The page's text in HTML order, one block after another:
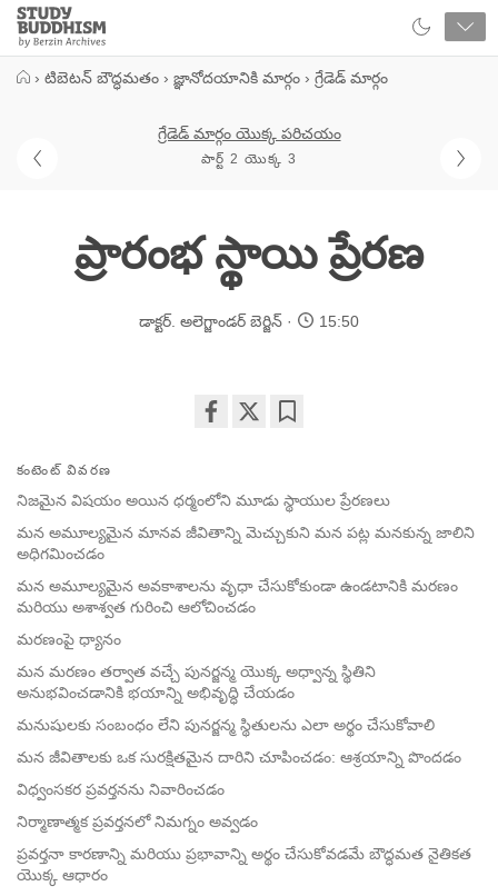
Close
Study
Buddhism
› టిబెటన్ బౌద్ధమతం › జ్ఞానోదయానికి మార్గం › గ్రేడెడ్ మార్గం
గ్రేడెడ్ మార్గం యొక్క పరిచయం
పార్ట్ 2 యొక్క 3
ప్రారంభ స్థాయి ప్రేరణ
డాక్టర్. అలెగ్జాండర్ బెర్జిన్ 15:50
facebook
కంటెంట్ వివరణ
నిజమైన విషయం అయిన ధర్మంలోని మూడు స్థాయుల ప్రేరణలు
మన అమూల్యమైన మానవ జీవితాన్ని మెచ్చుకుని మన పట్ల మనకున్న జాలిని
అధిగమించడం
మన అమూల్యమైన అవకాశాలను వృధా చేసుకోకుండా ఉండటానికి మరణం
మరియు అశాశ్వత గురించి ఆలోచించడం
మరణంపై ధ్యానం
మన మరణం తర్వాత వచ్చే పునర్జన్మ యొక్క అధ్వాన్న స్థితిని
అనుభవించడానికి భయాన్ని అభివృద్ధి చేయడం
మనుషులకు సంబంధం లేని పునర్జన్మ స్థితులను ఎలా అర్థం చేసుకోవాలి
మన జీవితాలకు ఒక సురక్షితమైన దారిని చూపించడం: ఆశ్రయాన్ని పొందడం
విధ్వంసకర ప్రవర్తనను నివారించడం
నిర్మాణాత్మక ప్రవర్తనలో నిమగ్నం అవ్వడం
ప్రవర్తనా కారణాన్ని మరియు ప్రభావాన్ని అర్థం చేసుకోవడమే బౌద్ధమత నైతికత
యొక్క ఆధారం